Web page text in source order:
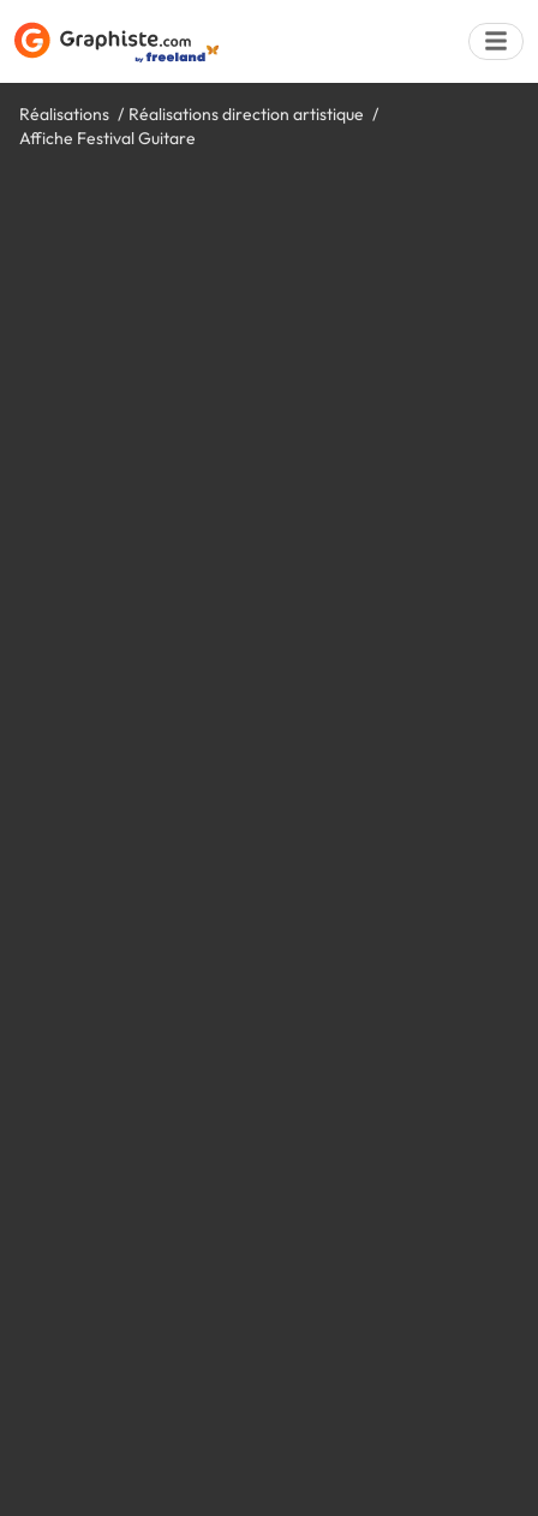
Réalisations
Réalisations direction artistique
Affiche Festival Guitare